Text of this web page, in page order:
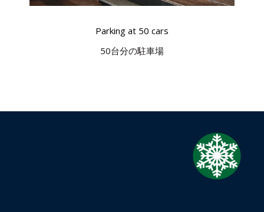
Parking at 50 cars
50台分の駐車場